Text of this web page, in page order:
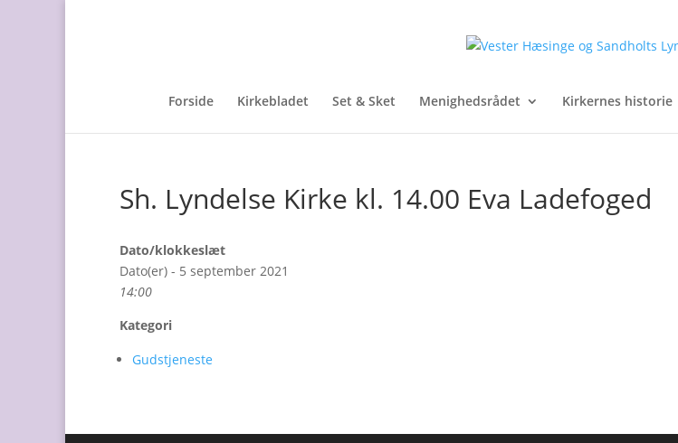
Forside Kirkebladet Set & Sket Menighedsrådet Kirkernes historie
Sh. Lyndelse Kirke kl. 14.00 Eva Ladefoged
Dato/klokkeslæt
Dato(er) - 5 september 2021
14:00
Kategori
Gudstjeneste